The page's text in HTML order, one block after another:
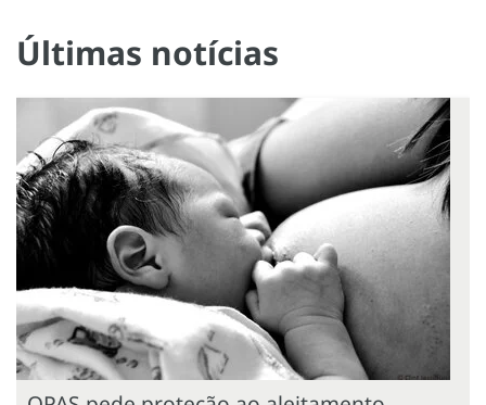
Últimas notícias